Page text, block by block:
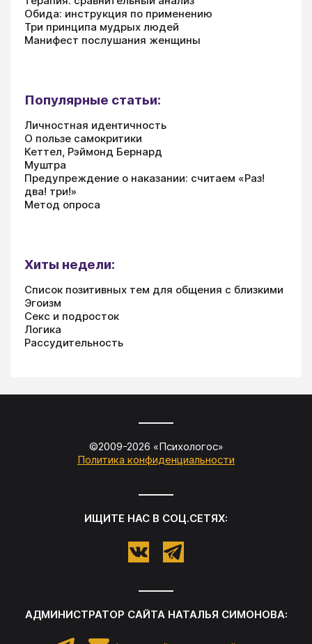
Обида: инструкция по применению
Три принципа мудрых людей
Манифест послушания женщины
Популярные статьи:
Личностная идентичность
О пользе самокритики
Кеттел, Рэймонд Бернард
Муштра
Предупреждение о наказании: считаем «Раз!
два! три!»
Метод опроса
Хиты недели:
Список позитивных тем для общения с близкими
Эгоизм
Секс и подросток
Логика
Рассудительность
©2009-2026 «Психологос»
Политика конфиденциальности
ИЩИТЕ НАС В СОЦ.СЕТЯХ:
АДМИНИСТРАТОР САЙТА НАТАЛЬЯ СИМОНОВА: